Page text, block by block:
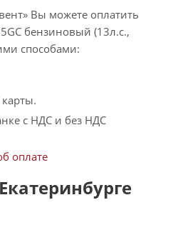
Вы можете оплатить
бензиновый (13л.с.,
способами:
с НДС и без НДС
оплате